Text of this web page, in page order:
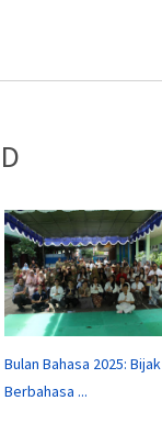
Bulan Bahasa 2025: Bijak
Berbahasa ...